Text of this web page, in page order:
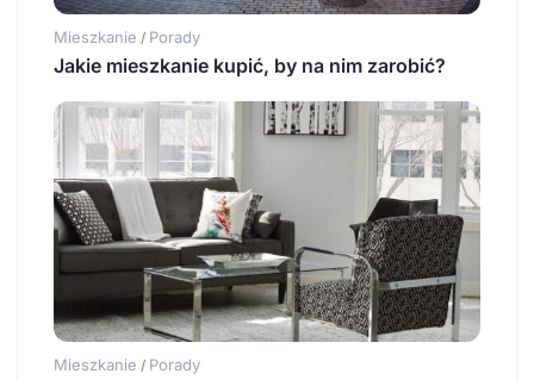
Mieszkanie / Porady
Jakie mieszkanie kupić, by na nim zarobić?
Mieszkanie / Porady